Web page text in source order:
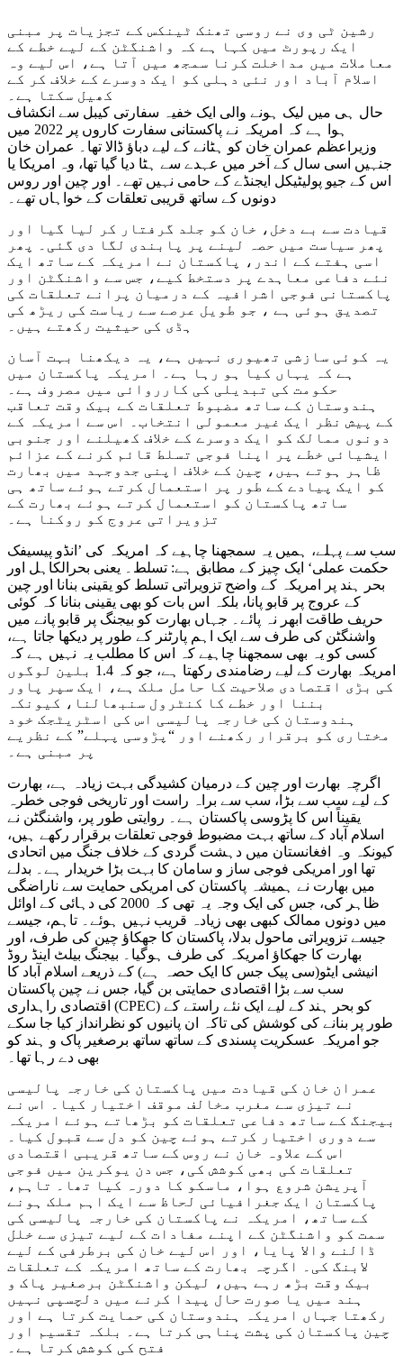
رشین ٹی وی نے روسی تھنک ٹینکس کے تجزیات پر مبنی
ایک رپورٹ میں کہا ہے کہ واشنگٹن کے لیے خطے کے
معاملات میں مداخلت کرنا سمجھ میں آتا ہے، اس لیے وہ
اسلام آباد اور نئی دہلی کو ایک دوسرے کے خلاف کر کے
کھیل سکتا ہے۔
حال ہی میں لیک ہونے والی ایک خفیہ سفارتی کیبل سے انکشاف
ہوا ہے کہ امریکہ نے پاکستانی سفارت کاروں پر 2022 میں
وزیراعظم عمران خان کو ہٹانے کے لیے دباؤ ڈالا تھا۔ عمران خان
جنہیں اسی سال کے آخر میں عہدے سے ہٹا دیا گیا تھا، وہ امریکا یا
اس کے جیو پولیٹیکل ایجنڈے کے حامی نہیں تھے۔ اور چین اور روس
دونوں کے ساتھ قریبی تعلقات کے خواہاں تھے۔
قیادت سے بے دخل، خان کو جلد گرفتار کر لیا گیا اور
پھر سیاست میں حصہ لینے پر پابندی لگا دی گئی۔ پھر
اسی ہفتے کے اندر، پاکستان نے امریکہ کے ساتھ ایک
نئے دفاعی معاہدے پر دستخط کیے، جس سے واشنگٹن اور
پاکستانی فوجی اشرافیہ کے درمیان پرانے تعلقات کی
تصدیق ہوئی ہے ، جو طویل عرصے سے ریاست کی ریڑھ کی
ہڈی کی حیثیت رکھتے ہیں۔
یہ کوئی سازشی تھیوری نہیں ہے، یہ دیکھنا بہت آسان
ہے کہ یہاں کیا ہو رہا ہے۔ امریکہ پاکستان میں
حکومت کی تبدیلی کی کارروائی میں مصروف ہے۔
ہندوستان کے ساتھ مضبوط تعلقات کے بیک وقت تعاقب
کے پیش نظر ایک غیر معمولی انتخاب۔ اس سے امریکہ کے
دونوں ممالک کو ایک دوسرے کے خلاف کھیلنے اور جنوبی
ایشیائی خطے پر اپنا فوجی تسلط قائم کرنے کے عزائم
ظاہر ہوتے ہیں، چین کے خلاف اپنی جدوجہد میں بھارت
کو ایک پیادے کے طور پر استعمال کرتے ہوئے ساتھ ہی
ساتھ پاکستان کو استعمال کرتے ہوئے بھارت کے
تزویراتی عروج کو روکنا ہے۔
سب سے پہلے، ہمیں یہ سمجھنا چاہیے کہ امریکہ کی ’انڈو پیسیفک
حکمت عملی‘ ایک چیز کے مطابق ہے: تسلط۔ یعنی بحرالکاہل اور
بحر ہند پر امریکہ کے واضح تزویراتی تسلط کو یقینی بنانا اور چین
کے عروج پر قابو پانا، بلکہ اس بات کو بھی یقینی بنانا کہ کوئی
حریف طاقت ابھر نہ پائے۔ جہاں بھارت کو بیجنگ پر قابو پانے میں
واشنگٹن کی طرف سے ایک اہم پارٹنر کے طور پر دیکھا جاتا ہے،
کسی کو یہ بھی سمجھنا چاہیے کہ اس کا مطلب یہ نہیں ہے کہ
امریکہ بھارت کے لیے رضامندی رکھتا ہے، جو کہ 1.4 بلین لوگوں
کی بڑی اقتصادی صلاحیت کا حامل ملک ہے، ایک سپر پاور
بننا اور خطے کا کنٹرول سنبھالنا، کیونکہ
ہندوستان کی خارجہ پالیسی اس کی اسٹریٹجک خود
مختاری کو برقرار رکھنے اور “پڑوسی پہلے” کے نظریے
پر مبنی ہے۔
اگرچہ بھارت اور چین کے درمیان کشیدگی بہت زیادہ ہے، بھارت
کے لیے سب سے بڑا، سب سے براہ راست اور تاریخی فوجی خطرہ
یقیناً اس کا پڑوسی پاکستان ہے۔ روایتی طور پر، واشنگٹن نے
اسلام آباد کے ساتھ بہت مضبوط فوجی تعلقات برقرار رکھے ہیں،
کیونکہ وہ افغانستان میں دہشت گردی کے خلاف جنگ میں اتحادی
تھا اور امریکی فوجی ساز و سامان کا بہت بڑا خریدار ہے۔ بدلے
میں بھارت نے ہمیشہ پاکستان کی امریکی حمایت سے ناراضگی
ظاہر کی، جس کی ایک وجہ یہ تھی کہ 2000 کی دہائی کے اوائل
میں دونوں ممالک کبھی بھی زیادہ قریب نہیں ہوئے۔ تاہم، جیسے
جیسے تزویراتی ماحول بدلا، پاکستان کا جھکاؤ چین کی طرف، اور
بھارت کا جھکاؤ امریکہ کی طرف ہوگیا۔ بیجنگ بیلٹ اینڈ روڈ
انیشی ایٹو(سی پیک جس کا ایک حصہ ہے) کے ذریعے اسلام آباد کا
سب سے بڑا اقتصادی حمایتی بن گیا، جس نے چین پاکستان
اقتصادی راہداری (CPEC) کو بحر ہند کے لیے ایک نئے راستے کے
طور پر بنانے کی کوشش کی تاکہ ان پانیوں کو نظرانداز کیا جا سکے
جو امریکہ عسکریت پسندی کے ساتھ ساتھ برصغیر پاک و ہند کو
بھی دے رہا تھا۔
عمران خان کی قیادت میں پاکستان کی خارجہ پالیسی
نے تیزی سے مغرب مخالف موقف اختیار کیا۔ اس نے
بیجنگ کے ساتھ دفاعی تعلقات کو بڑھاتے ہوئے امریکہ
سے دوری اختیار کرتے ہوئے چین کو دل سے قبول کیا۔
اس کے علاوہ خان نے روس کے ساتھ قریبی اقتصادی
تعلقات کی بھی کوشش کی، جس دن یوکرین میں فوجی
آپریشن شروع ہوا، ماسکو کا دورہ کیا تھا۔ تاہم،
پاکستان ایک جغرافیائی لحاظ سے ایک اہم ملک ہونے
کے ساتھ، امریکہ نے پاکستان کی خارجہ پالیسی کی
سمت کو واشنگٹن کے اپنے مفادات کے لیے تیزی سے خلل
ڈالنے والا پایا، اور اس لیے خان کی برطرفی کے لیے
لابنگ کی۔ اگرچہ بھارت کے ساتھ امریکہ کے تعلقات
بیک وقت بڑھ رہے ہیں، لیکن واشنگٹن برصغیر پاک و
ہند میں یا صورت حال پیدا کرنے میں دلچسپی نہیں
رکھتا جہاں امریکہ ہندوستان کی حمایت کرتا ہے اور
چین پاکستان کی پشت پناہی کرتا ہے۔ بلکہ تقسیم اور
فتح کی کوشش کرتا ہے۔